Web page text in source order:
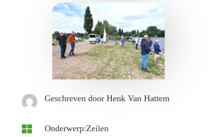
Geschreven door Henk Van Hattem
 Onderwerp:Zeilen